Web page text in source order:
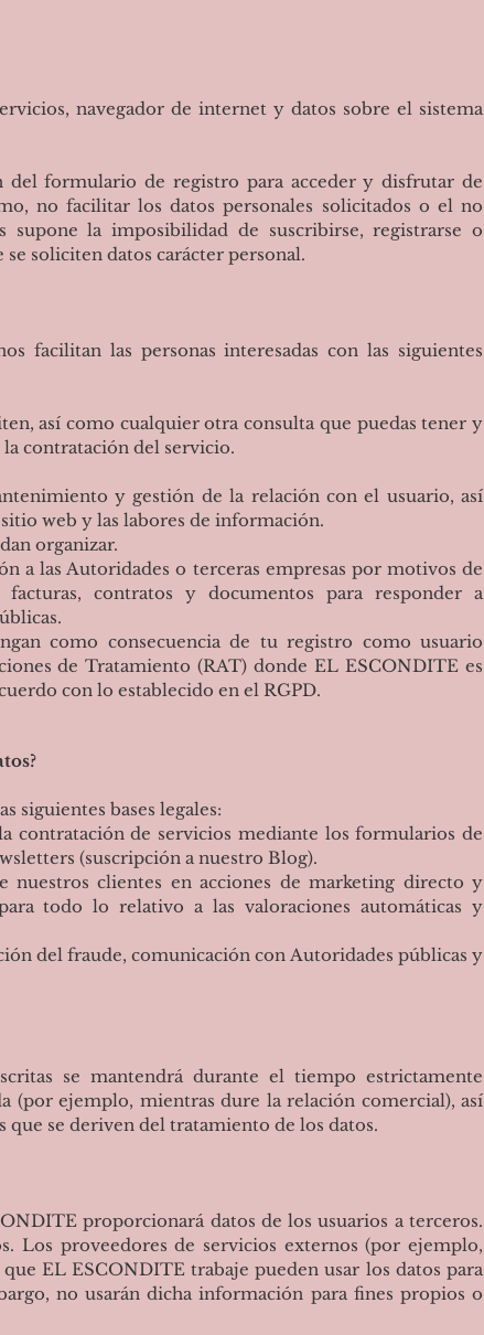
navegador de internet y datos sobre el sistema
del formulario de registro para acceder y disfrutar de
no facilitar los datos personales solicitados o el no
la imposibilidad de suscribirse, registrarse o
soliciten datos carácter personal.
facilitan las personas interesadas con las siguientes
así como cualquier otra consulta que puedas tener y
contratación del servicio.
y gestión de la relación con el usuario, así
web y las labores de información.
organizar.
a las Autoridades o terceras empresas por motivos de
contratos y documentos para responder a
como consecuencia de tu registro como usuario
de Tratamiento (RAT) donde EL ESCONDITE es
con lo establecido en el RGPD.
siguientes bases legales:
contratación de servicios mediante los formularios de
(suscripción a nuestro Blog).
clientes en acciones de marketing directo y
todo lo relativo a las valoraciones automáticas y
del fraude, comunicación con Autoridades públicas y
se mantendrá durante el tiempo estrictamente
(por ejemplo, mientras dure la relación comercial), así
se deriven del tratamiento de los datos.
proporcionará datos de los usuarios a terceros.
Los proveedores de servicios externos (por ejemplo,
EL ESCONDITE trabaje pueden usar los datos para
no usarán dicha información para fines propios o